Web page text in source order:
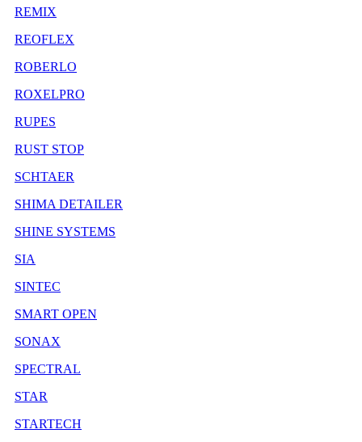
REMIX
REOFLEX
ROBERLO
ROXELPRO
RUPES
RUST STOP
SCHTAER
SHIMA DETAILER
SHINE SYSTEMS
SIA
SINTEC
SMART OPEN
SONAX
SPECTRAL
STAR
STARTECH